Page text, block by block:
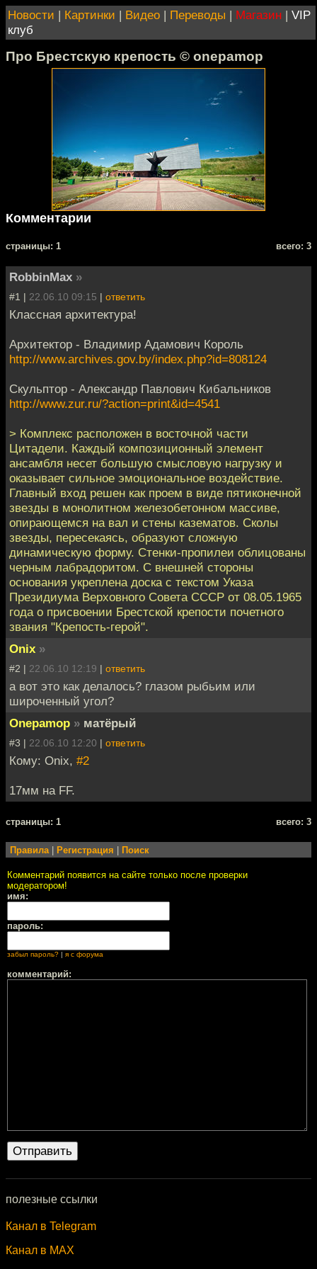
Новости | Картинки | Видео | Переводы | Магазин | VIP
клуб
Про Брестскую крепость © onepamop
Комментарии
cтраницы: 1 всего: 3
RobbinMax »
#1 | 22.06.10 09:15 | ответить
Классная архитектура!
Архитектор - Владимир Адамович Король
http://www.archives.gov.by/index.php?id=808124
Скульптор - Александр Павлович Кибальников
http://www.zur.ru/?action=print&id=4541
> Комплекс расположен в восточной части
Цитадели. Каждый композиционный элемент
ансамбля несет большую смысловую нагрузку и
оказывает сильное эмоциональное воздействие.
Главный вход решен как проем в виде пятиконечной
звезды в монолитном железобетонном массиве,
опирающемся на вал и стены казематов. Сколы
звезды, пересекаясь, образуют сложную
динамическую форму. Стенки-пропилеи облицованы
черным лабрадоритом. С внешней стороны
основания укреплена доска с текстом Указа
Президиума Верховного Совета СССР от 08.05.1965
года о присвоении Брестской крепости почетного
звания "Крепость-герой".
Onix »
#2 | 22.06.10 12:19 | ответить
а вот это как делалось? глазом рыбьим или
широченный угол?
Onepamop » матёрый
#3 | 22.06.10 12:20 | ответить
Кому: Onix, #2
17мм на FF.
cтраницы: 1 всего: 3
Правила Регистрация Поиск
Комментарий появится на сайте только после проверки
модератором!
имя:
пароль:
забыл пароль? | я с форума
комментарий:
полезные ссылки
Канал в Telegram
Канал в MAX